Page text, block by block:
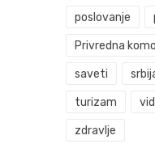
poslovanje
Privredna
saveti
turizam
zdravlje